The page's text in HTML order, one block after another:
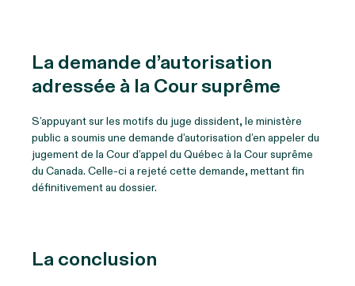
La demande d’autorisation
adressée à la Cour suprême
S’appuyant sur les motifs du juge dissident, le ministère
public a soumis une demande d’autorisation d’en appeler du
jugement de la Cour d’appel du Québec à la Cour suprême
du Canada. Celle-ci a rejeté cette demande, mettant fin
définitivement au dossier.
La conclusion